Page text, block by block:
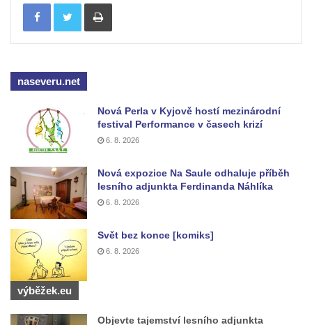
Tisknout
naseveru.net
Nová Perla v Kyjově hostí mezinárodní
festival Performance v časech krizí
6. 8. 2026
Nová expozice Na Saule odhaluje příběh
lesního adjunkta Ferdinanda Náhlíka
6. 8. 2026
Svět bez konce [komiks]
6. 8. 2026
výběžek.eu
Objevte tajemství lesního adjunkta